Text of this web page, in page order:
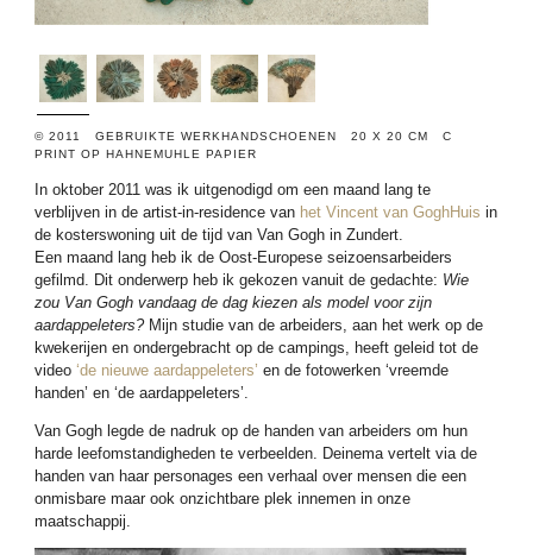
© 2011 GEBRUIKTE WERKHANDSCHOENEN 20 X 20 CM C
PRINT OP HAHNEMUHLE PAPIER
In oktober 2011 was ik uitgenodigd om een maand lang te
verblijven in de artist-in-residence van het Vincent van GoghHuis in
de kosterswoning uit de tijd van Van Gogh in Zundert.
Een maand lang heb ik de Oost-Europese seizoensarbeiders
gefilmd. Dit onderwerp heb ik gekozen vanuit de gedachte: Wie
zou Van Gogh vandaag de dag kiezen als model voor zijn
aardappeleters?Mijn studie van de arbeiders, aan het werk op de
kwekerijen en ondergebracht op de campings, heeft geleid tot de
video‘de nieuwe aardappeleters’ en de fotowerken ‘vreemde
handen’ en ‘de aardappeleters’.
Van Gogh legde de nadruk op de handen van arbeiders om hun
harde leefomstandigheden te verbeelden. Deinema vertelt via de
handen van haar personages een verhaal over mensen die een
onmisbare maar ook onzichtbare plek innemen in onze
maatschappij.